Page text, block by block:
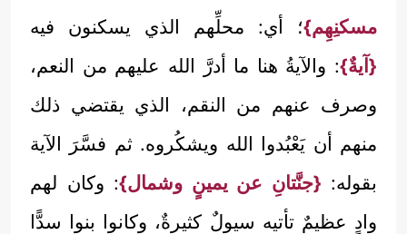
مسكنِهِم}؛ أي: محلِّهم الذي يسكنون فيه
{آيةٌ}: والآيةُ هنا ما أدرَّ الله عليهم من النعم،
وصرف عنهم من النقم، الذي يقتضي ذلك
منهم أن يَعْبُدوا الله ويشكُروه. ثم فسَّرَ الآية
بقوله: {جنَّتانِ عن يمينٍ وشمال}: وكان لهم
وادٍ عظيمٌ تأتيه سيولٌ كثيرةٌ، وكانوا بنوا سدًّا